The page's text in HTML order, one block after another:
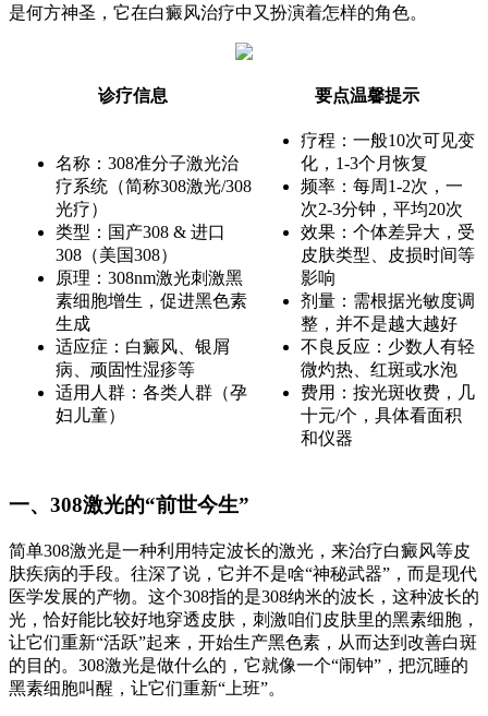
是何方神圣，它在白癜风治疗中又扮演着怎样的角色。
诊疗信息 要点温馨提示
名称：308准分子激光治
疗系统（简称308激光/308
光疗）
类型：国产308 & 进口
308（美国308）
原理：308nm激光刺激黑
素细胞增生，促进黑色素
生成
适应症：白癜风、银屑
病、顽固性湿疹等
适用人群：各类人群（孕
妇儿童）
疗程：一般10次可见变
化，1-3个月恢复
频率：每周1-2次，一
次2-3分钟，平均20次
效果：个体差异大，受
皮肤类型、皮损时间等
影响
剂量：需根据光敏度调
整，并不是越大越好
不良反应：少数人有轻
微灼热、红斑或水泡
费用：按光斑收费，几
十元/个，具体看面积
和仪器
一、308激光的“前世今生”
简单308激光是一种利用特定波长的激光，来治疗白癜风等皮
肤疾病的手段。往深了说，它并不是啥“神秘武器”，而是现代
医学发展的产物。这个308指的是308纳米的波长，这种波长的
光，恰好能比较好地穿透皮肤，刺激咱们皮肤里的黑素细胞，
让它们重新“活跃”起来，开始生产黑色素，从而达到改善白斑
的目的。308激光是做什么的，它就像一个“闹钟”，把沉睡的
黑素细胞叫醒，让它们重新“上班”。